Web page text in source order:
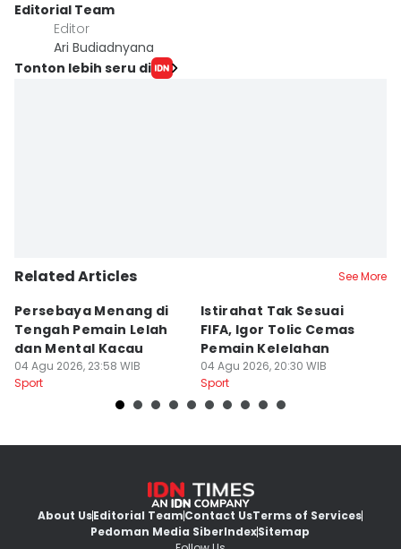
Editorial Team
Editor
Ari Budiadnyana
Tonton lebih seru di
Related Articles See More
Persebaya Menang di
Tengah Pemain Lelah
dan Mental Kacau
04 Agu 2026, 23:58 WIB
Sport
Istirahat Tak Sesuai
FIFA, Igor Tolic Cemas
Pemain Kelelahan
04 Agu 2026, 20:30 WIB
Sport
About UsEditorial TeamContact UsTerms of Services
Pedoman Media SiberIndexSitemap